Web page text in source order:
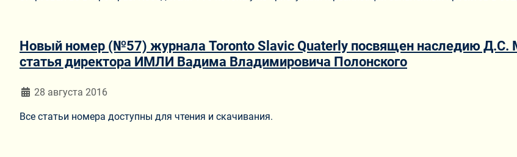
Новый номер (№57) журнала Toronto Slavic Quaterly посвящен наследию Д.С.
статья директора ИМЛИ Вадима Владимировича Полонского
Информация о материале
28 августа 2016
Все статьи номера доступны для чтения и скачивания.